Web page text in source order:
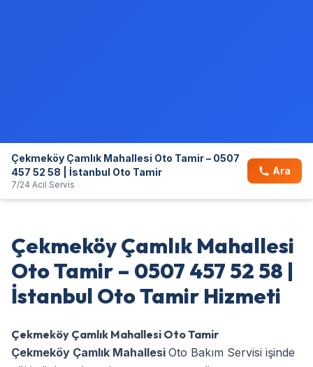
Çekmeköy Çamlık Mahallesi Oto Tamir – 0507
457 52 58 | İstanbul Oto Tamir
7/24 Acil Servis
Ara
Çekmeköy Çamlık Mahallesi
Oto Tamir – 0507 457 52 58 |
İstanbul Oto Tamir Hizmeti
Çekmeköy Çamlık Mahallesi Oto Tamir
Çekmeköy Çamlık Mahallesi Oto Bakım Servisi işinde